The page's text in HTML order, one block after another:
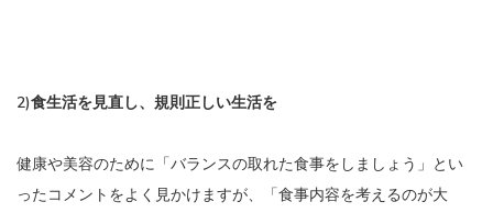
2)食生活を見直し、規則正しい生活を
健康や美容のために「バランスの取れた食事をしましょう」とい
ったコメントをよく見かけますが、「食事内容を考えるのが大